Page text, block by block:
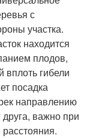
с
участка.
находится
плодов,
гибели
посадка
направлению
важно при